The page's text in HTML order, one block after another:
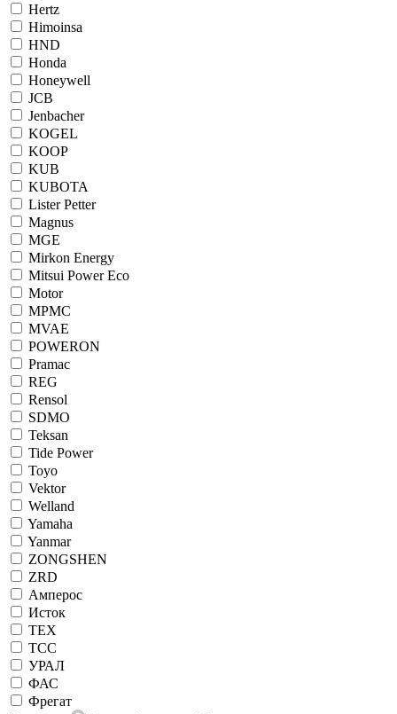
Hertz
Himoinsa
HND
Honda
Honeywell
JCB
Jenbacher
KOGEL
KOOP
KUB
KUBOTA
Lister Petter
Magnus
MGE
Mirkon Energy
Mitsui Power Eco
Motor
MPMC
MVAE
POWERON
Pramac
REG
Rensol
SDMO
Teksan
Tide Power
Toyo
Vektor
Welland
Yamaha
Yanmar
ZONGSHEN
ZRD
Амперос
Исток
ТЕХ
ТСС
УРАЛ
ФАС
Фрегат